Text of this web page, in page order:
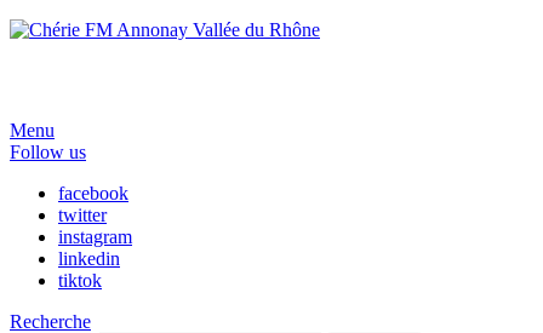
Menu
Follow us
facebook
twitter
instagram
linkedin
tiktok
Recherche